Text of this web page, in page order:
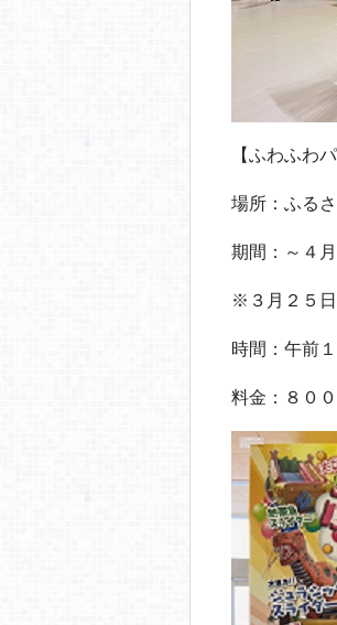
【ふわふわ
場所：ふる
期間：～４
※３月２５日
時間：午前
料金：８０